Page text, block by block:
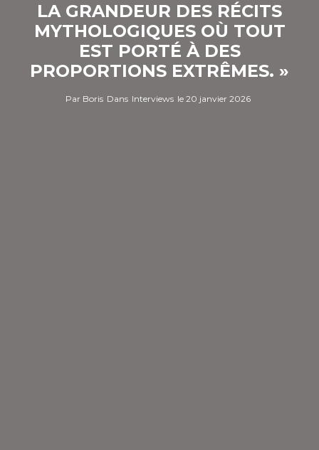
LA GRANDEUR DES RÉCITS
MYTHOLOGIQUES OÙ TOUT
EST PORTÉ À DES
PROPORTIONS EXTRÊMES. »
Par Boris Dans Interviews le 20 janvier 2026